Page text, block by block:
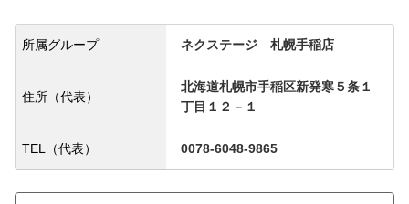
所属グループ ネクステージ 札幌手稲店
住所（代表）
北海道札幌市手稲区新発寒５条１
丁目１２－１
TEL（代表） 0078-6048-9865